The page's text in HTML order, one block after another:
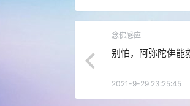
念佛感应
别怕，阿弥陀佛能
2021-9-29 23:25:45